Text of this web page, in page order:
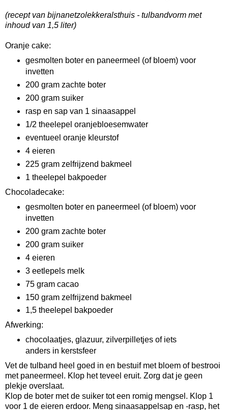
(recept van bijnanetzolekkeralsthuis - tulbandvorm met
inhoud van 1,5 liter)
Oranje cake:
gesmolten boter en paneermeel (of bloem) voor
invetten
200 gram zachte boter
200 gram suiker
rasp en sap van 1 sinaasappel
1/2 theelepel oranjebloesemwater
eventueel oranje kleurstof
4 eieren
225 gram zelfrijzend bakmeel
1 theelepel bakpoeder
Chocoladecake:
gesmolten boter en paneermeel (of bloem) voor
invetten
200 gram zachte boter
200 gram suiker
4 eieren
3 eetlepels melk
75 gram cacao
150 gram zelfrijzend bakmeel
1,5 theelepel bakpoeder
Afwerking:
chocolaatjes, glazuur, zilverpilletjes of iets
anders in kerstsfeer
Vet de tulband heel goed in en bestuif met bloem of bestrooi
met paneermeel. Klop het teveel eruit. Zorg dat je geen
plekje overslaat.
Klop de boter met de suiker tot een romig mengsel. Klop 1
voor 1 de eieren erdoor. Meng sinaasappelsap en -rasp, het